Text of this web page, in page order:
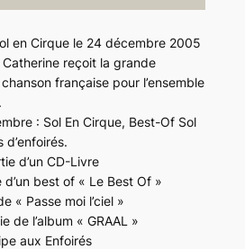
en Cirque le 24 décembre 2005
reçoit la grande
française pour l’ensemble
: Sol En Cirque, Best-Of Sol
d’enfoirés.
d’un CD-Livre
best of « Le Best Of »
« Passe moi l’ciel »
de l’album « GRAAL »
aux Enfoirés